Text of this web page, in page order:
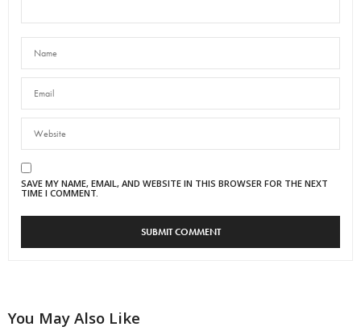
SAVE MY NAME, EMAIL, AND WEBSITE IN THIS BROWSER FOR THE NEXT
TIME I COMMENT.
You May Also Like